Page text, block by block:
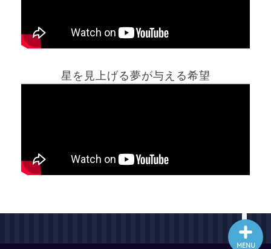
星を見上げる夢が与える希望
MENU
ホーム
最新記事動画